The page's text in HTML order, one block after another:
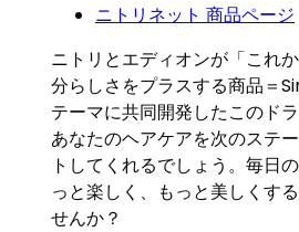
ニトリネット 商品ページ
ニトリとエディオンが「これ
分らしさをプラスする商品＝
テーマに共同開発したこのド
あなたのヘアケアを次のステ
トしてくれるでしょう。毎日
っと楽しく、もっと美しくす
せんか？